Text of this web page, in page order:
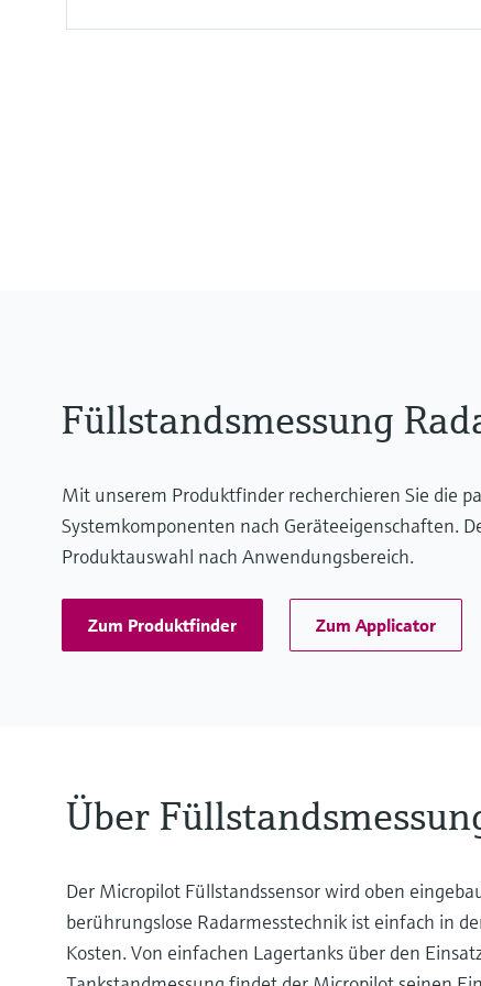
Füllstandsmessung
Mit unserem Produktfinder recherchieren Sie die
Systemkomponenten nach Geräteeigenschaften.
Produktauswahl nach Anwendungsbereich.
Zum Produktfinder Zum Applicator
Über
Der Micropilot Füllstandssensor wird oben
berührungslose Radarmesstechnik ist einfach in
Kosten. Von einfachen Lagertanks über den